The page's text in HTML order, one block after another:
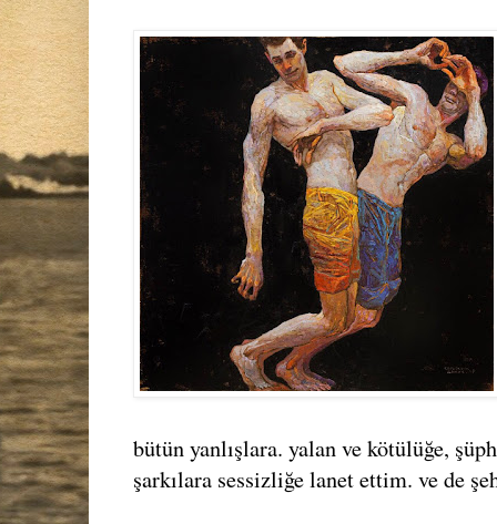
bütün yanlışlara. yalan ve kötülüğe,
şarkılara sessizliğe lanet ettim. ve de